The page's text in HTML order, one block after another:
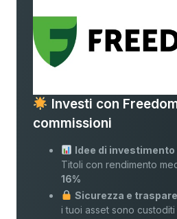
Investi con
commissioni
Idee di
Titoli con rendimento
16%
Sicurezza e
i tuoi asset sono custoditi